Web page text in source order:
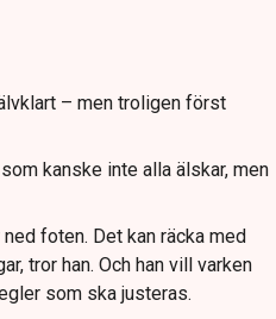
– men troligen först
kanske inte alla älskar, men
foten. Det kan räcka med
tror han. Och han vill varken
som ska justeras.